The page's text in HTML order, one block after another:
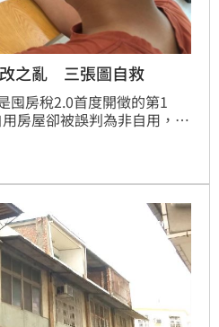
之亂 三張圖自救
囤房稅2.0首度開徵的第1
房屋卻被誤判為非自用，導
改為「按年」徵稅、新增
擁有多屋，亦可透過合法方